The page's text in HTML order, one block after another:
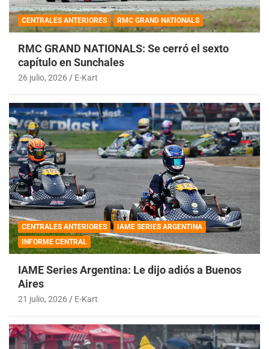
CENTRALES ANTERIORES RMC GRAND NATIONALS
RMC GRAND NATIONALS: Se cerró el sexto
capítulo en Sunchales
26 julio, 2026 E-Kart
CENTRALES ANTERIORES
IAME SERIES ARGENTINA
INFORME CENTRAL
IAME Series Argentina: Le dijo adiós a Buenos
Aires
21 julio, 2026 E-Kart